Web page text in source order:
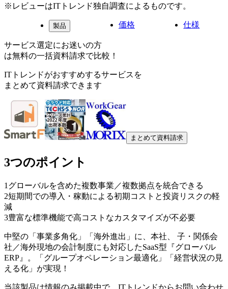
※レビューはITトレンド独自調査によるものです。
製品 価格 仕様
サービス選定にお迷いの方
は無料の一括資料請求で比較！
ITトレンドがおすすめするサービスを
まとめて資料請求できます
まとめて資料請求
3つのポイント
1 グローバルを含めた複数事業／複数拠点を統合できる
2短期間での導入・稼動による初期コストと投資リスクの軽
減
3豊富な標準機能で高コストなカスタマイズが不必要
中堅の「事業多角化」「海外進出」に、本社、 子・関係会
社／海外現地の会計制度にも対応したSaaS型『グローバル
ERP』。「グループオペレーション最適化」「経営状況の見
える化」が実現！
当該製品は情報のみ掲載中で、ITトレンドからお問い合わせ